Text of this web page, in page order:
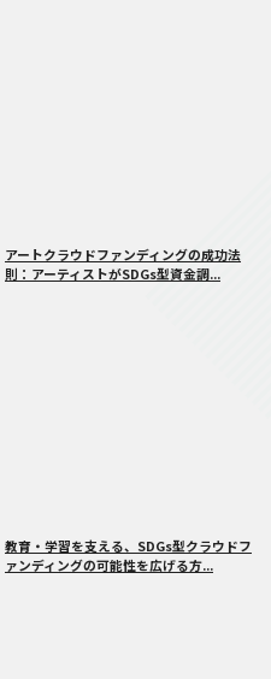
アートクラウドファンディングの成功法
則：アーティストがSDGs型資金調...
教育・学習を支える、SDGs型クラウドフ
ァンディングの可能性を広げる方...